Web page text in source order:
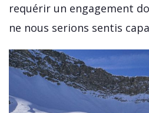
requérir un engagement
ne nous serions sentis